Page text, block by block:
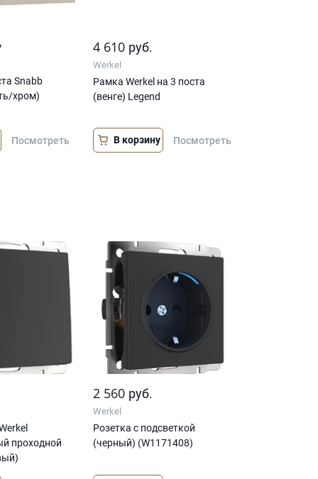
Snabb
хром)
Посмотреть
4 610 руб.
Werkel
Рамка Werkel на 3 поста
(венге) Legend
В корзину Посмотреть
проходной
2 560 руб.
Werkel
Розетка с подсветкой
(черный) (W1171408)